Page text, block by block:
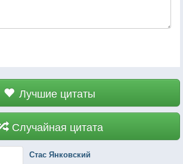
Лучшие цитаты
Случайная цитата
Стас Янковский